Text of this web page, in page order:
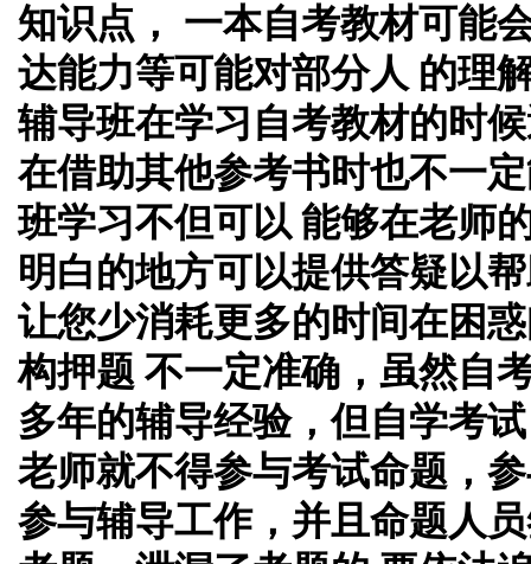
知识点， 一本自考教材可能
达能力等可能对部分人 的理
辅导班在学习自考教材的时
在借助其他参考书时也不一
班学习不但可以 能够在老师
明白的地方可以提供答疑以
让您少消耗更多的时间在困
构押题 不一定准确，虽然自
多年的辅导经验，但自学考
老师就不得参与考试命题，
参与辅导工作，并且命题人